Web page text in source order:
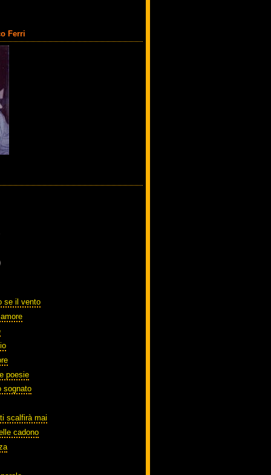
Ferri
se il vento
poesie
sognato
ti scalfirà mai
cadono